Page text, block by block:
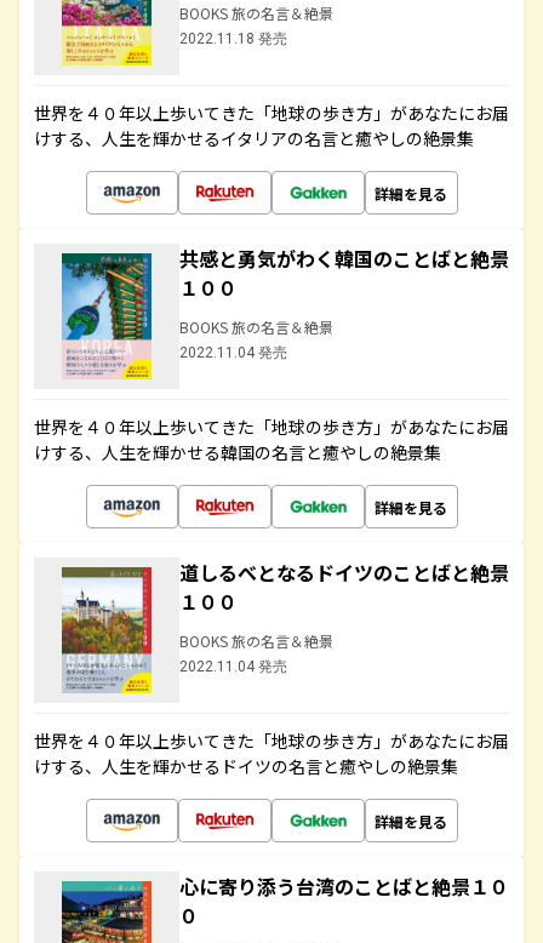
BOOKS 旅の名言＆絶景
2022.11.18 発売
世界を４０年以上歩いてきた「地球の歩き方」があなたにお届
けする、人生を輝かせるイタリアの名言と癒やしの絶景集
詳細を見る
共感と勇気がわく韓国のことばと絶景
１００
BOOKS 旅の名言＆絶景
2022.11.04 発売
世界を４０年以上歩いてきた「地球の歩き方」があなたにお届
けする、人生を輝かせる韓国の名言と癒やしの絶景集
詳細を見る
道しるべとなるドイツのことばと絶景
１００
BOOKS 旅の名言＆絶景
2022.11.04 発売
世界を４０年以上歩いてきた「地球の歩き方」があなたにお届
けする、人生を輝かせるドイツの名言と癒やしの絶景集
詳細を見る
心に寄り添う台湾のことばと絶景１０
０